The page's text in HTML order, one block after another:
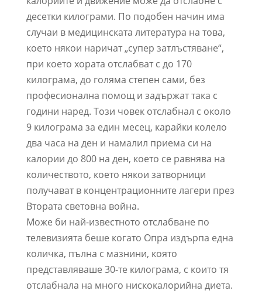
десетки килограми. По подобен начин има
случаи в медицинската литература на това,
което някои наричат „супер затлъстяване“,
при което хората отслабват с до 170
килограма, до голяма степен сами, без
професионална помощ и задържат така с
години наред. Този човек отслабнал с около
9 килограма за един месец, карайки колело
два часа на ден и намалил приема си на
калории до 800 на ден, което се равнява на
количеството, което някои затворници
получават в концентрационните лагери през
Втората световна война.
Може би най-известното отслабване по
телевизията беше когато Опра издърпа една
количка, пълна с мазнини, която
представляваше 30-те килограма, с които тя
отслабнала на много нискокалорийна диета.